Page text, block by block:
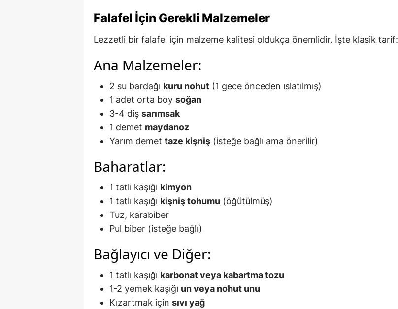
Falafel İçin Gerekli Malzemeler
Lezzetli bir falafel için malzeme kalitesi oldukça önemlidir. İşte klasik tarif:
Ana Malzemeler:
2 su bardağı kuru nohut (1 gece önceden ıslatılmış)
1 adet orta boy soğan
3-4 diş sarımsak
1 demet maydanoz
Yarım demet taze kişniş (isteğe bağlı ama önerilir)
Baharatlar:
1 tatlı kaşığı kimyon
1 tatlı kaşığı kişniş tohumu (öğütülmüş)
Tuz, karabiber
Pul biber (isteğe bağlı)
Bağlayıcı ve Diğer:
1 tatlı kaşığı karbonat veya kabartma tozu
1-2 yemek kaşığı un veya nohut unu
Kızartmak için sıvı yağ